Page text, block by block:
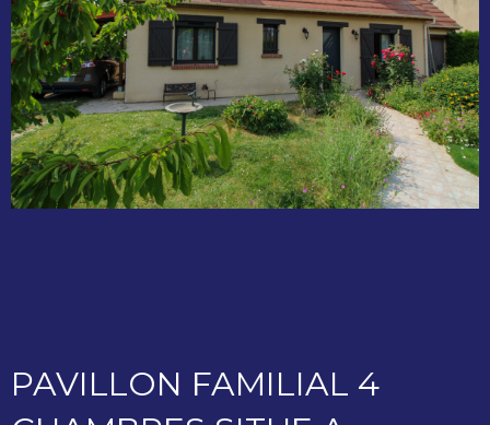
PAVILLON FAMILIAL 4